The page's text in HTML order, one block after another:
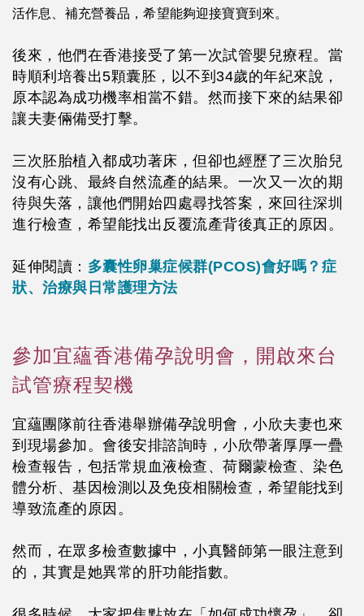
活作息、補充營養品，希望能夠迎接寶寶到來。
後來，他們在香港接受了第一次試管嬰兒療程。當
時順利培養出5顆囊胚，以不到34歲的年紀來說，
原本認為成功機率相當不錯。然而接下來的結果卻
讓夫妻倆備受打擊。
三次胚胎植入都成功著床，但卻也經歷了三次胎兒
沒有心跳、最終自然流產的結果。一次又一次的期
待與失落，讓他們開始四處尋找答案，來回往深圳
進行檢查，希望能找出反覆流產背後真正的原因。
延伸閱讀： 多囊性卵巢症候群(PCOS)會好嗎？症
狀、治療與日常護理方法
參加宜蘊香港備孕說明會，開啟來台
試管療程契機
宜蘊團隊前往香港舉辦備孕說明會，小欣夫妻也來
到現場參加。會後安排諮詢時，小欣帶著厚厚一疊
檢查報告，包括常規血液檢查、荷爾蒙檢查、染色
體分析、基因檢測以及免疫相關檢查，希望能找到
導致流產的原因。
然而，在眾多檢查數據中，小真醫師第一眼注意到
的，其實是她異常的肝功能指數。